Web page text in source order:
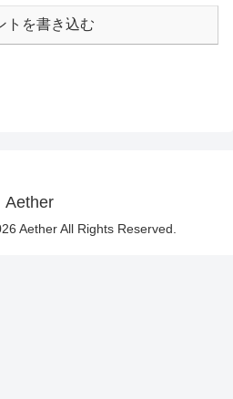
トを書き込む
Aether
Aether All Rights Reserved.